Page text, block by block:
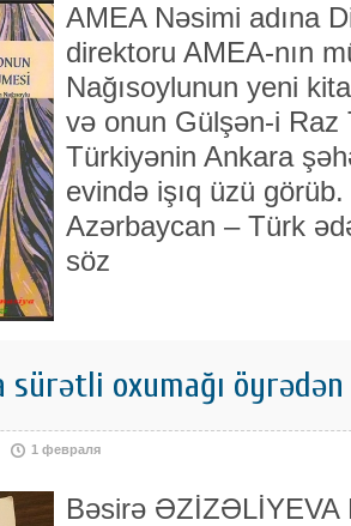
AMEA Nəsimi adına
direktoru AMEA-nın
Nağısoylunun yeni
və onun Gülşən-i Raz
Türkiyənin Ankara
evində işıq üzü
Azərbaycan – Türk
söz
sürətli oxumağı
1 февраля
Bəsirə ƏZİZƏLİYEVA